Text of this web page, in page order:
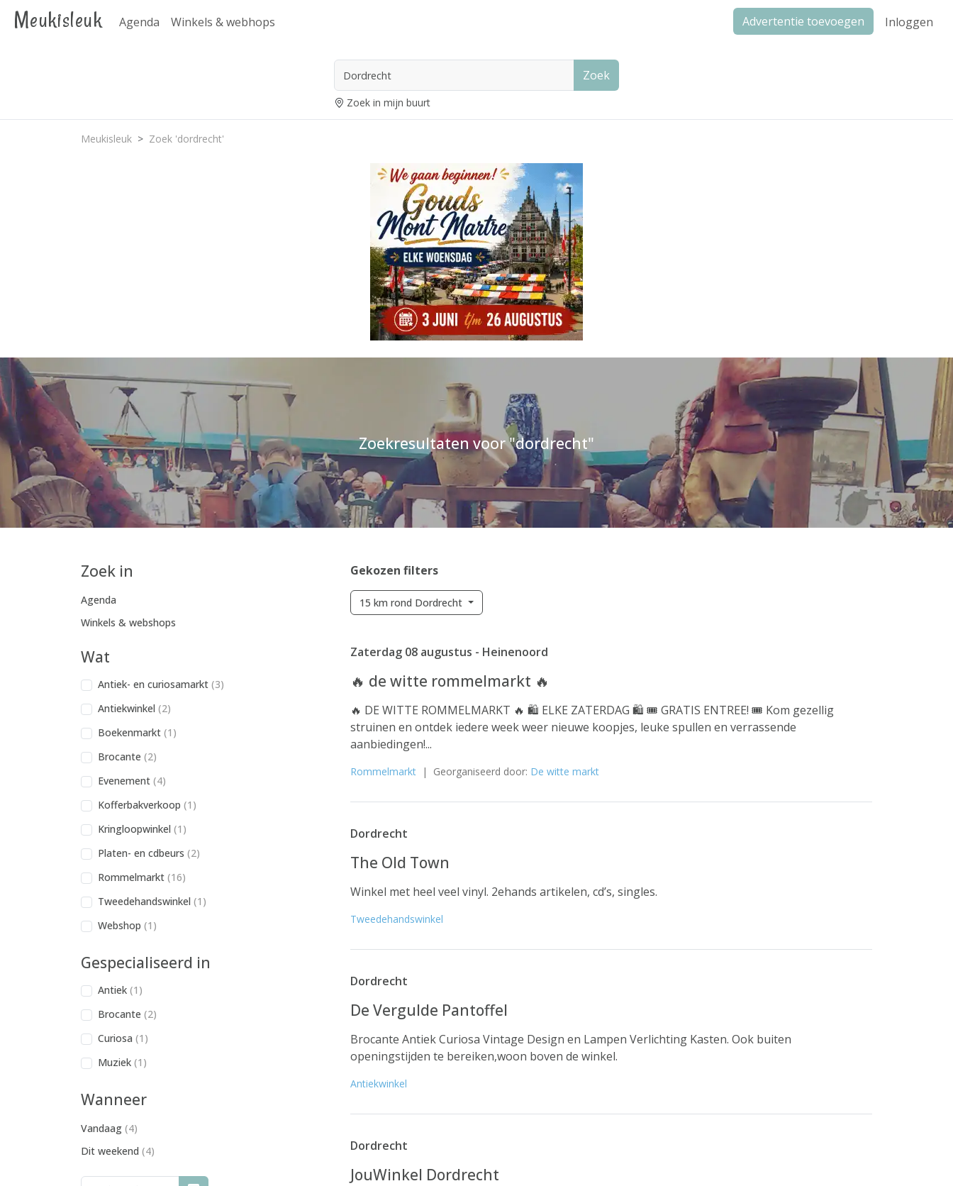
Meukisleuk Agenda Winkels & webhops Advertentie toevoegen Inloggen
Zoek
Zoek in mijn buurt
Meukisleuk Zoek 'dordrecht'
Zoekresultaten voor "dordrecht"
Zoek in
Agenda
Winkels & webshops
Wat
Antiek- en curiosamarkt (3)
Antiekwinkel (2)
Boekenmarkt (1)
Brocante (2)
Evenement (4)
Kofferbakverkoop (1)
Kringloopwinkel (1)
Platen- en cdbeurs (2)
Rommelmarkt (16)
Tweedehandswinkel (1)
Webshop (1)
Gespecialiseerd in
Antiek (1)
Brocante (2)
Curiosa (1)
Muziek (1)
Wanneer
Vandaag (4)
Dit weekend (4)
Gekozen filters
15 km rond Dordrecht
Zaterdag 08 augustus - Heinenoord
🔥 de witte rommelmarkt 🔥
🔥 DE WITTE ROMMELMARKT 🔥 🛍️ ELKE ZATERDAG 🛍️ 🎟️ GRATIS ENTREE! 🎟️ Kom gezellig
struinen en ontdek iedere week weer nieuwe koopjes, leuke spullen en verrassende
aanbiedingen!...
Rommelmarkt | Georganiseerd door: De witte markt
Dordrecht
The Old Town
Winkel met heel veel vinyl. 2ehands artikelen, cd’s, singles.
Tweedehandswinkel
Dordrecht
De Vergulde Pantoffel
Brocante Antiek Curiosa Vintage Design en Lampen Verlichting Kasten. Ook buiten
openingstijden te bereiken,woon boven de winkel.
Antiekwinkel
Dordrecht
JouWinkel Dordrecht